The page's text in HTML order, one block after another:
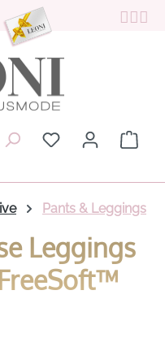
Du hast 0
Pants & Leggings
Leggings